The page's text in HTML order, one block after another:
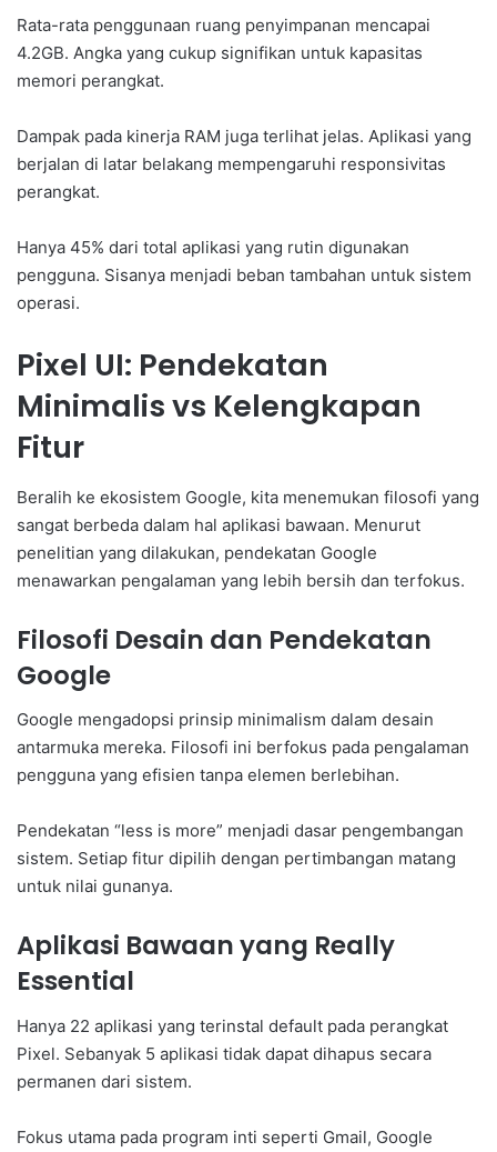
Rata-rata penggunaan ruang penyimpanan mencapai
4.2GB. Angka yang cukup signifikan untuk kapasitas
memori perangkat.
Dampak pada kinerja RAM juga terlihat jelas. Aplikasi yang
berjalan di latar belakang mempengaruhi responsivitas
perangkat.
Hanya 45% dari total aplikasi yang rutin digunakan
pengguna. Sisanya menjadi beban tambahan untuk sistem
operasi.
Pixel UI: Pendekatan
Minimalis vs Kelengkapan
Fitur
Beralih ke ekosistem Google, kita menemukan filosofi yang
sangat berbeda dalam hal aplikasi bawaan. Menurut
penelitian yang dilakukan, pendekatan Google
menawarkan pengalaman yang lebih bersih dan terfokus.
Filosofi Desain dan Pendekatan
Google
Google mengadopsi prinsip minimalism dalam desain
antarmuka mereka. Filosofi ini berfokus pada pengalaman
pengguna yang efisien tanpa elemen berlebihan.
Pendekatan “less is more” menjadi dasar pengembangan
sistem. Setiap fitur dipilih dengan pertimbangan matang
untuk nilai gunanya.
Aplikasi Bawaan yang Really
Essential
Hanya 22 aplikasi yang terinstal default pada perangkat
Pixel. Sebanyak 5 aplikasi tidak dapat dihapus secara
permanen dari sistem.
Fokus utama pada program inti seperti Gmail, Google